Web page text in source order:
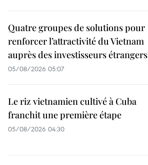
Quatre groupes de solutions pour
renforcer l’attractivité du Vietnam
auprès des investisseurs étrangers
05/08/2026 05:07
Le riz vietnamien cultivé à Cuba
franchit une première étape
05/08/2026 04:30